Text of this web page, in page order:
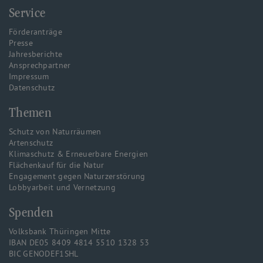
Service
Förderanträge
Presse
Jahresberichte
Ansprechpartner
Impressum
Datenschutz
Themen
Schutz von Naturräumen
Artenschutz
Klimaschutz & Erneuerbare Energien
Flächenkauf für die Natur
Engagement gegen Naturzerstörung
Lobbyarbeit und Vernetzung
Spenden
Volksbank Thüringen Mitte
IBAN DE05 8409 4814 5510 1328 53
BIC GENODEF1SHL